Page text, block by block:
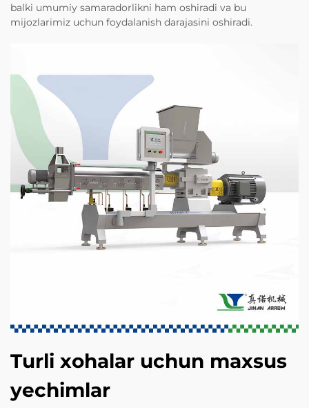
balki umumiy samaradorlikni ham oshiradi va bu
mijozlarimiz uchun foydalanish darajasini oshiradi.
Turli xohalar uchun maxsus
yechimlar